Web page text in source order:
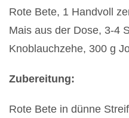
Rote Bete, 1 Handvoll
Mais aus der Dose, 3-4
Knoblauchzehe, 300 g
Zubereitung:
Rote Bete in dünne